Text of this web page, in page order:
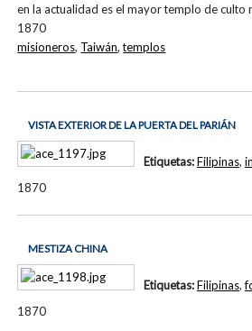
en la actualidad es el mayor templo de culto
1870
misioneros, Taiwán,templos
VISTA EXTERIOR DE LA PUERTA DEL PARIÁN
1870
Etiquetas:Filipinas,
MESTIZA CHINA
1870
Etiquetas:Filipinas,